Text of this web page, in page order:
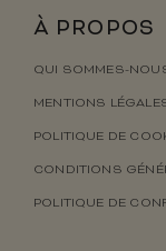
À PROPOS
QUI SOMMES-
MENTIONS
POLITIQUE DE
CONDITIONS
POLITIQUE DE